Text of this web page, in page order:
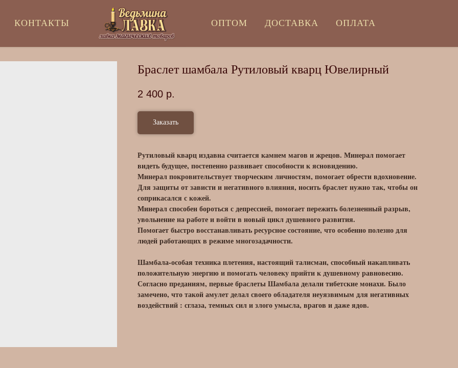
КОНТАКТЫ ОПТОМ ДОСТАВКА ОПЛАТА
Браслет шамбала Рутиловый кварц Ювелирный
2 400 р.
Заказать
Рутиловый кварц издавна считается камнем магов и жрецов. Минерал помогает
видеть будущее, постепенно развивает способности к ясновидению.
Минерал покровительствует творческим личностям, помогает обрести вдохновение.
Для защиты от зависти и негативного влияния, носить браслет нужно так, чтобы он
соприкасался с кожей.
Минерал способен бороться с депрессией, помогает пережить болезненный разрыв,
увольнение на работе и войти в новый цикл душевного развития.
Помогает быстро восстанавливать ресурсное состояние, что особенно полезно для
людей работающих в режиме многозадачности.
Шамбала-особая техника плетения, настоящий талисман, способный накапливать
положительную энергию и помогать человеку прийти к душевному равновесию.
Согласно преданиям, первые браслеты Шамбала делали тибетские монахи. Было
замечено, что такой амулет делал своего обладателя неуязвимым для негативных
воздействий : сглаза, темных сил и злого умысла, врагов и даже ядов.